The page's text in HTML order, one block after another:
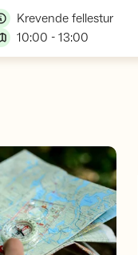
Krevende fellestur,
10:00 - 13:00
og GPS kurs